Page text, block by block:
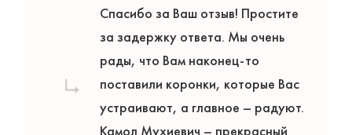
Спасибо за Ваш отзыв! Простите
за задержку ответа. Мы очень
рады, что Вам наконец-то
поставили коронки, которые Вас
устраивают, а главное – радуют.
Камол Мухиевич – прекрасный